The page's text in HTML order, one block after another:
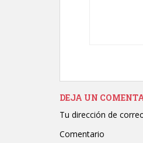
DEJA UN
Tu dirección de
Comentario